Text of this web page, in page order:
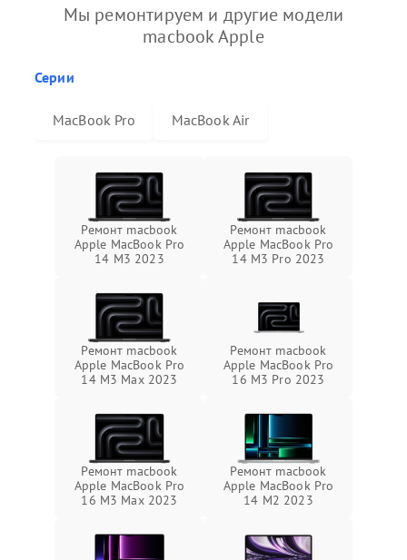
Мы ремонтируем и другие модели
macbook Apple
Серии
MacBook Pro MacBook Air
Ремонт macbook
Apple MacBook Pro
14 M3 2023
Ремонт macbook
Apple MacBook Pro
14 M3 Pro 2023
Ремонт macbook
Apple MacBook Pro
14 M3 Max 2023
Ремонт macbook
Apple MacBook Pro
16 M3 Pro 2023
Ремонт macbook
Apple MacBook Pro
16 M3 Max 2023
Ремонт macbook
Apple MacBook Pro
14 M2 2023